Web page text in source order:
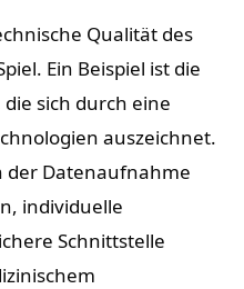
Qualität des
Ein Beispiel ist die
die sich durch eine
auszeichnet.
der Datenaufnahme
individuelle
Schnittstelle